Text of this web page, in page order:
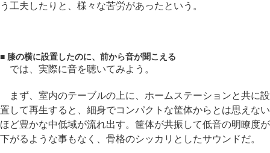
う工夫したりと、様々な苦労があったという。
■ 膝の横に設置したのに、前から音が聞こえる
では、実際に音を聴いてみよう。
まず、室内のテーブルの上に、ホームステーションと共に設
置して再生すると、細身でコンパクトな筐体からとは思えない
ほど豊かな中低域が流れ出す。筐体が共振して低音の明瞭度が
下がるような事もなく、骨格のシッカリとしたサウンドだ。